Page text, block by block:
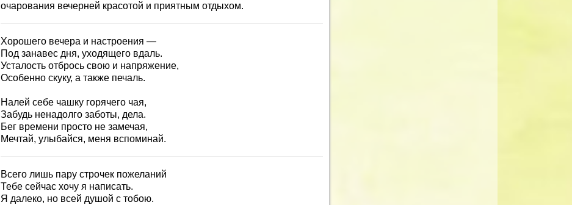
очарования вечерней красотой и приятным отдыхом.
Хорошего вечера и настроения —
Под занавес дня, уходящего вдаль.
Усталость отбрось свою и напряжение,
Особенно скуку, а также печаль.
Налей себе чашку горячего чая,
Забудь ненадолго заботы, дела.
Бег времени просто не замечая,
Мечтай, улыбайся, меня вспоминай.
Всего лишь пару строчек пожеланий
Тебе сейчас хочу я написать.
Я далеко, но всей душой с тобою.